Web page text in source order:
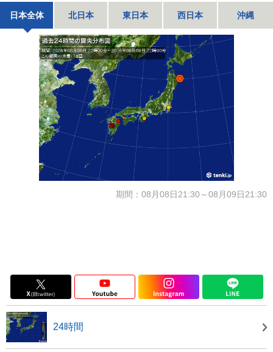
日本全体 北日本 東日本 西日本 沖縄
期間：08月08日21:30～08月09日21:30
24時間